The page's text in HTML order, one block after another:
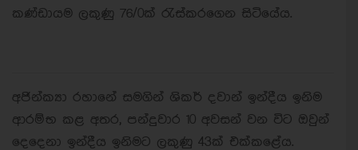
කණ්ඩායම ලකුණු 76/0ක් රැස්කරගෙන සිටියේය.
අජින්ක්‍යා රහානේ සමගින් ශිකර් දවාන් ඉන්දීය ඉනිම
ආරම්භ කළ අතර, පන්දුවාර 10 අවසන් වන විට ඔවුන්
දෙදෙනා ඉන්දීය ඉනිමට ලකුණු 43ක් එක්කළේය.